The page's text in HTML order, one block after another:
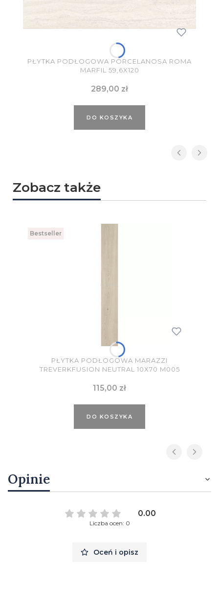
PŁYTKA PODŁOGOWA PORCELANOSA ROMA
MARFIL 59,6X120
Cena
289,00 zł
DO KOSZYKA
Zobacz także
Bestseller
PŁYTKA PODŁOGOWA MARAZZI
TREVERKFUSION NEUTRAL 10X70 M005
Cena
115,00 zł
DO KOSZYKA
Opinie
0.00
Liczba ocen: 0
Oceń i opisz